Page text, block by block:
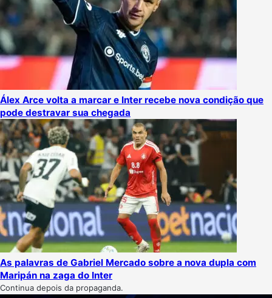
Álex Arce volta a marcar e Inter recebe nova condição que
pode destravar sua chegada
As palavras de Gabriel Mercado sobre a nova dupla com
Maripán na zaga do Inter
Continua depois da propaganda.